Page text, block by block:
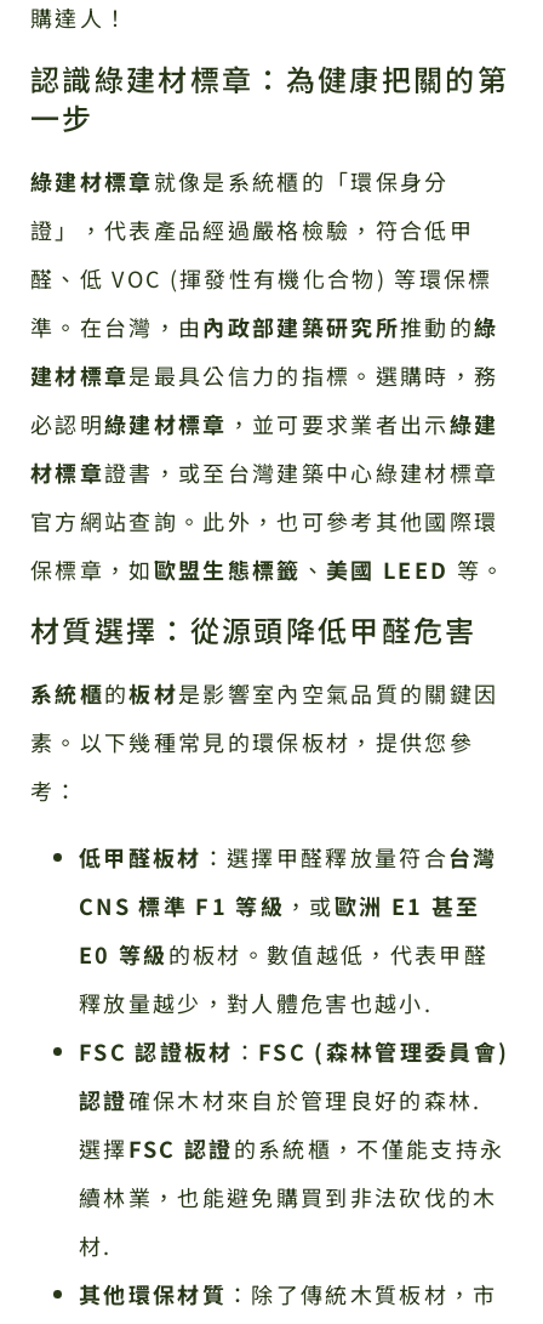
購達人！
認識綠建材標章：為健康把關的第
一步
綠建材標章就像是系統櫃的「環保身分
證」，代表產品經過嚴格檢驗，符合低甲
醛、低 VOC (揮發性有機化合物) 等環保標
準。在台灣，由內政部建築研究所推動的綠
建材標章是最具公信力的指標。選購時，務
必認明綠建材標章 ，並可要求業者出示綠建
材標章證書，或至台灣建築中心綠建材標章
官方網站查詢。此外，也可參考其他國際環
保標章，如歐盟生態標籤 、美國 LEED 等。
材質選擇：從源頭降低甲醛危害
系統櫃的板材是影響室內空氣品質的關鍵因
素。以下幾種常見的環保板材，提供您參
考：
低甲醛板材 ：選擇甲醛釋放量符合台灣
CNS 標準 F1 等級 ，或歐洲 E1 甚至
E0 等級的板材。數值越低，代表甲醛
釋放量越少，對人體危害也越小.
FSC 認證板材 ： FSC (森林管理委員會)
認證確保木材來自於管理良好的森林.
選擇FSC 認證的系統櫃，不僅能支持永
續林業，也能避免購買到非法砍伐的木
材.
其他環保材質 ：除了傳統木質板材，市